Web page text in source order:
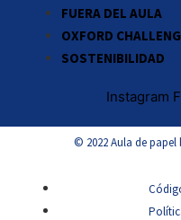
FUERA DEL AULA
OXFORD
SOSTENIBILIDAD
Instagram
© 2022 Aula de papel